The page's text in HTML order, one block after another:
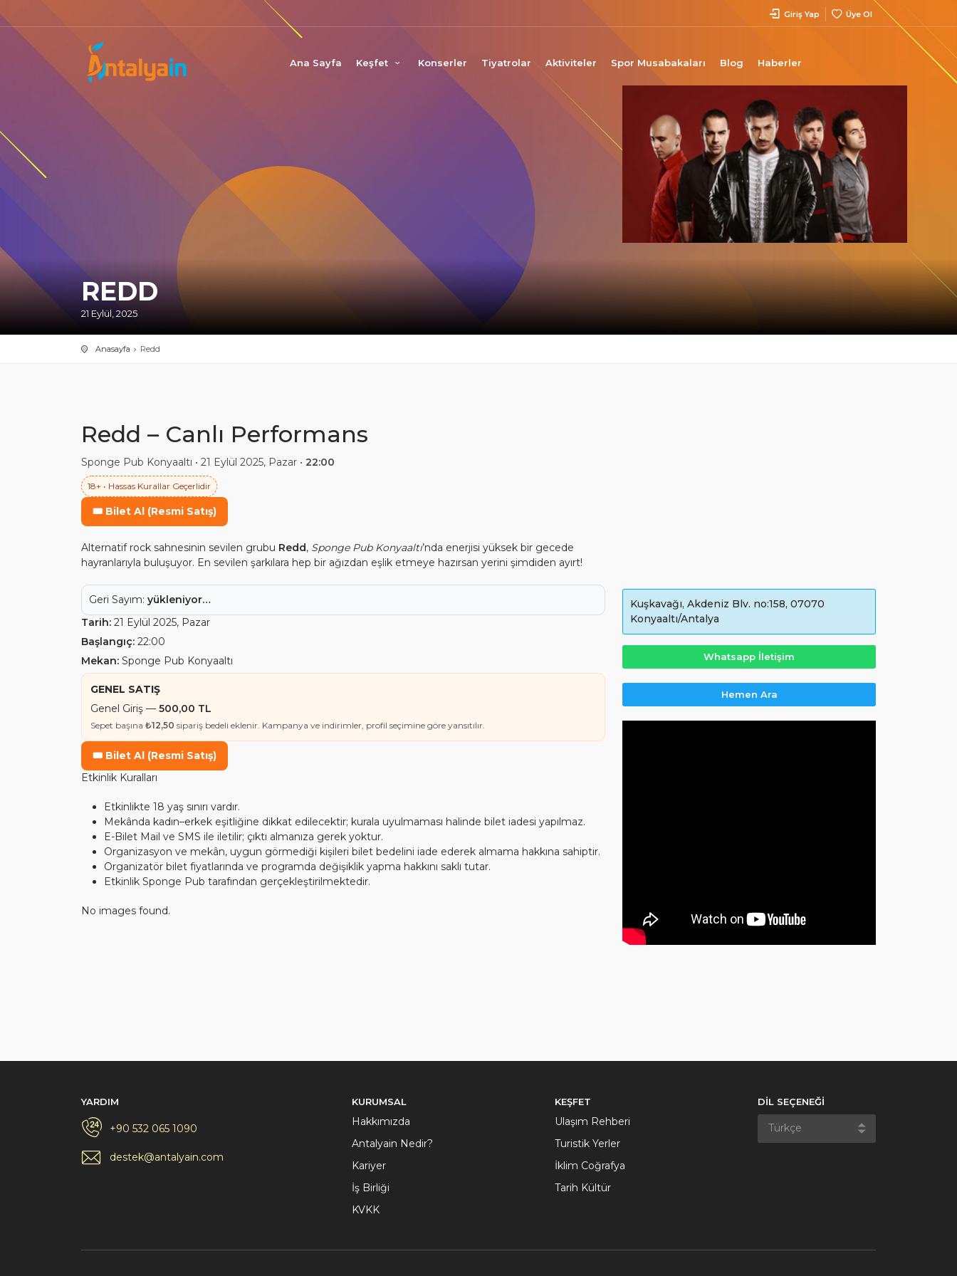
Giriş Yap Üye Ol
Ana Sayfa Keşfet Konserler Tiyatrolar Aktiviteler Spor Musabakaları Blog Haberler
REDD
21 Eylül, 2025
Anasayfa Redd
Redd – Canlı Performans
Sponge Pub Konyaaltı • 21 Eylül 2025, Pazar • 22:00
18+ • Hassas Kurallar Geçerlidir
🎟️ Bilet Al (Resmi Satış)
Alternatif rock sahnesinin sevilen grubu Redd, Sponge Pub Konyaaltı’nda enerjisi yüksek bir gecede
hayranlarıyla buluşuyor. En sevilen şarkılara hep bir ağızdan eşlik etmeye hazırsan yerini şimdiden ayırt!
Geri Sayım: yükleniyor…
Tarih: 21 Eylül 2025, Pazar
Başlangıç: 22:00
Mekan: Sponge Pub Konyaaltı
GENEL SATIŞ
Genel Giriş — 500,00 TL
Sepet başına ₺12,50 sipariş bedeli eklenir. Kampanya ve indirimler, profil seçimine göre yansıtılır.
🎟️ Bilet Al (Resmi Satış)
Etkinlik Kuralları
Etkinlikte 18 yaş sınırı vardır.
Mekânda kadın–erkek eşitliğine dikkat edilecektir; kurala uyulmaması halinde bilet iadesi yapılmaz.
E-Bilet Mail ve SMS ile iletilir; çıktı almanıza gerek yoktur.
Organizasyon ve mekân, uygun görmediği kişileri bilet bedelini iade ederek almama hakkına sahiptir.
Organizatör bilet fiyatlarında ve programda değişiklik yapma hakkını saklı tutar.
Etkinlik Sponge Pub tarafından gerçekleştirilmektedir.
No images found.
Kuşkavağı, Akdeniz Blv. no:158, 07070
Konyaaltı/Antalya
Whatsapp İletişim
Hemen Ara
YARDIM
+90 532 065 1090
destek@antalyain.com
KURUMSAL
Hakkımızda
Antalyain Nedir?
Kariyer
İş Birliği
KVKK
KEŞFET
Ulaşım Rehberi
Turistik Yerler
İklim Coğrafya
Tarih Kültür
DİL SEÇENEĞİ